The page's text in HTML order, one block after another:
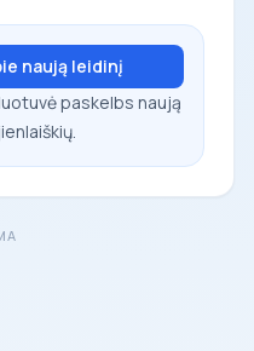
naują leidinį
paskelbs naują